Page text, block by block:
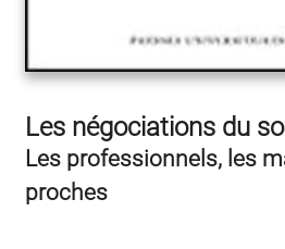
Les négociations du
Les professionnels, les
proches